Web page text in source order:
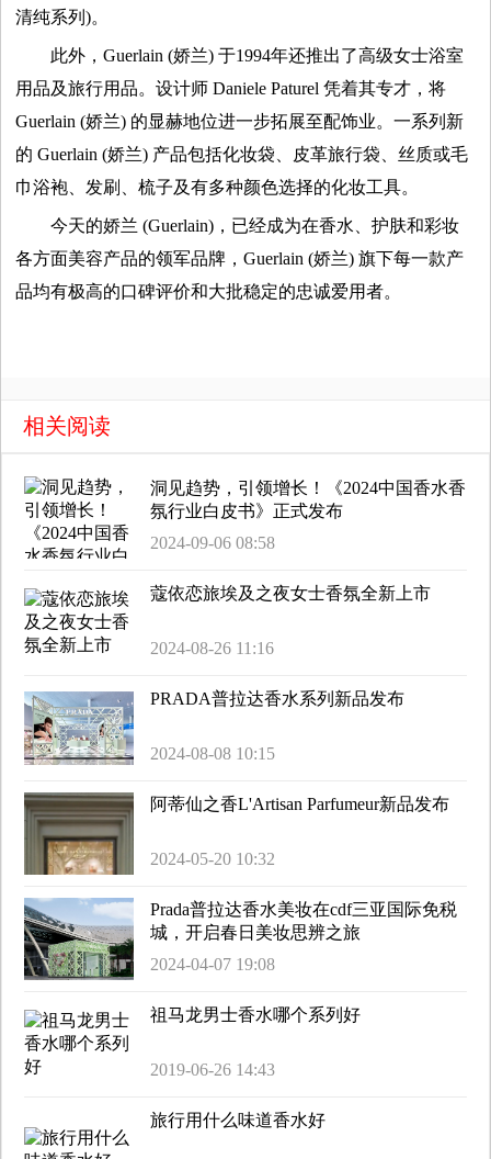
时
装
时
清纯系列)。
此外，Guerlain (娇兰) 于1994年还推出了高级女士浴室
用品及旅行用品。设计师 Daniele Paturel 凭着其专才，将
Guerlain (娇兰) 的显赫地位进一步拓展至配饰业。一系列新
的 Guerlain (娇兰) 产品包括化妆袋、皮革旅行袋、丝质或毛
巾浴袍、发刷、梳子及有多种颜色选择的化妆工具。
今天的娇兰 (Guerlain)，已经成为在香水、护肤和彩妆
各方面美容产品的领军品牌，Guerlain (娇兰) 旗下每一款产
品均有极高的口碑评价和大批稳定的忠诚爱用者。
相关阅读
洞见趋势，引领增长！《2024中国香水香
氛行业白皮书》正式发布
2024-09-06 08:58
蔻依恋旅埃及之夜女士香氛全新上市
2024-08-26 11:16
PRADA普拉达香水系列新品发布
2024-08-08 10:15
阿蒂仙之香L'Artisan Parfumeur新品发布
2024-05-20 10:32
Prada普拉达香水美妆在cdf三亚国际免税
城，开启春日美妆思辨之旅
2024-04-07 19:08
祖马龙男士香水哪个系列好
2019-06-26 14:43
旅行用什么味道香水好